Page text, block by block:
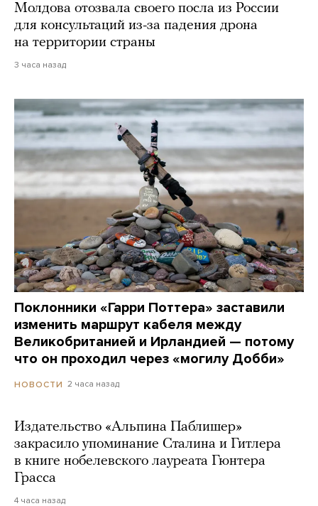
Молдова отозвала своего посла из России
для консультаций из-за падения дрона
на территории страны
3 часа назад
Поклонники «Гарри Поттера» заставили
изменить маршрут кабеля между
Великобританией и Ирландией — потому
что он проходил через «могилу Добби»
НОВОСТИ 2 часа назад
Издательство «Альпина Паблишер»
закрасило упоминание Сталина и Гитлера
в книге нобелевского лауреата Гюнтера
Грасса
4 часа назад